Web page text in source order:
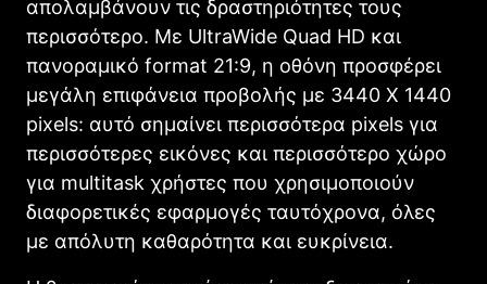
απολαμβάνουν τις δραστηριότητες τους
περισσότερο. Με UltraWide Quad HD και
πανοραμικό format 21:9, η οθόνη προσφέρει
μεγάλη επιφάνεια προβολής με 3440 Χ 1440
pixels: αυτό σημαίνει περισσότερα pixels για
περισσότερες εικόνες και περισσότερο χώρο
για multitask χρήστες που χρησιμοποιούν
διαφορετικές εφαρμογές ταυτόχρονα, όλες
με απόλυτη καθαρότητα και ευκρίνεια.